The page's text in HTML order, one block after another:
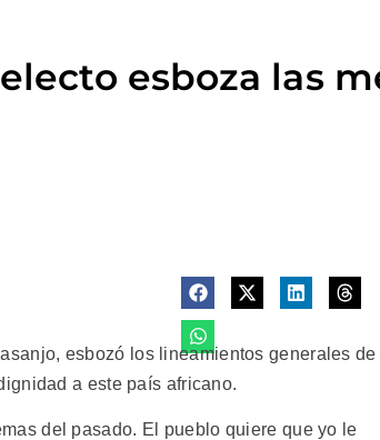
esboza las
esbozó los lineamientos generales de
a este país africano.
del pasado. El pueblo quiere que yo le